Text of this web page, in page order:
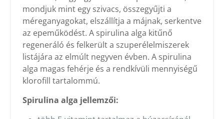
mondjuk mint egy szivacs, összegyűjti a
méreganyagokat, elszállítja a májnak, serkentve
az epeműködést. A spirulina alga kitűnő
regeneráló és felkerült a szuperélelmiszerek
listájára az elmúlt negyven évben. A spirulina
alga magas fehérje és a rendkívüli mennyiségű
klorofill tartalommú.
Spirulina alga jellemzői: